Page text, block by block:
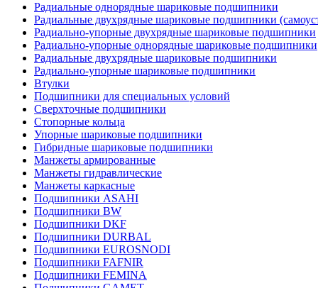
Радиальные однорядные шариковые подшипники
Радиальные двухрядные шариковые подшипники
Радиально-упорные двухрядные шариковые подшипники
Радиально-упорные однорядные шариковые подшипники
Радиальные двухрядные шариковые подшипники
Радиально-упорные шариковые подшипники
Втулки
Подшипники для специальных условий
Сверхточные подшипники
Стопорные кольца
Упорные шариковые подшипники
Гибридные шариковые подшипники
Манжеты армированные
Манжеты гидравлические
Манжеты каркасные
Подшипники ASAHI
Подшипники BW
Подшипники DKF
Подшипники DURBAL
Подшипники EUROSNODI
Подшипники FAFNIR
Подшипники FEMINA